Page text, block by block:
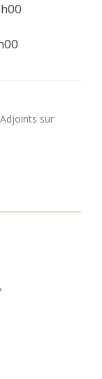
sur